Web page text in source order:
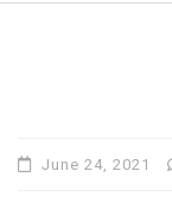
June 24, 2021